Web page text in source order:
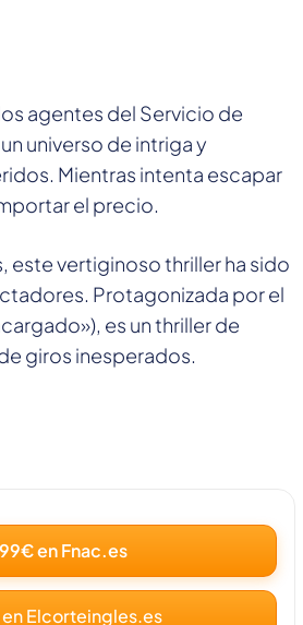
agentes del Servicio de
universo de intriga y
Mientras intenta escapar
el precio.
este vertiginoso thriller ha sido
Protagonizada por el
es un thriller de
giros inesperados.
en Fnac.es
Elcorteingles.es